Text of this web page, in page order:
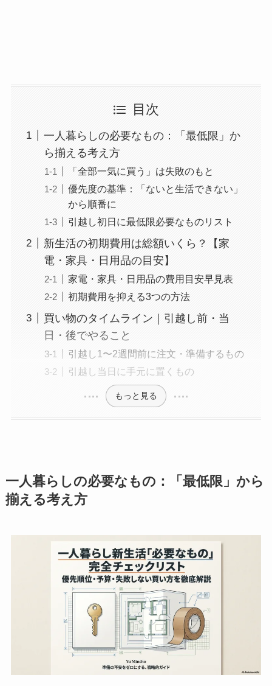
目次
一人暮らしの必要なもの：「最低限」か
ら揃える考え方
「全部一気に買う」は失敗のもと
優先度の基準：「ないと生活できない」
から順番に
引越し初日に最低限必要なものリスト
新生活の初期費用は総額いくら？【家
電・家具・日用品の目安】
家電・家具・日用品の費用目安早見表
初期費用を抑える3つの方法
買い物のタイムライン｜引越し前・当
日・後でやること
引越し1〜2週間前に注文・準備するもの
引越し当日に手元に置くもの
もっと見る
一人暮らしの必要なもの：「最低限」から
揃える考え方